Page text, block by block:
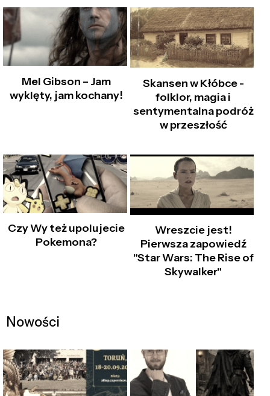
Mel Gibson – Jam
wyklęty, jam kochany!
Skansen w Kłóbce -
folklor, magia i
sentymentalna podróż
w przeszłość
Czy Wy też upolujecie
Pokemona?
Wreszcie jest!
Pierwsza zapowiedź
"Star Wars: The Rise of
Skywalker"
Nowości